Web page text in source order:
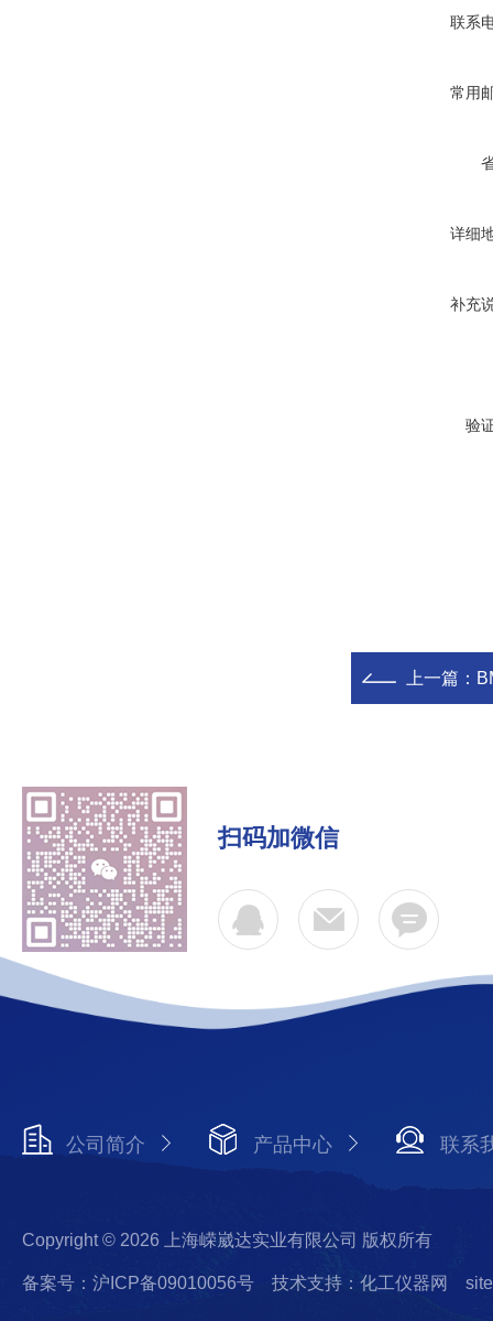
联系
常用
详细
补充
验
上一篇：
扫码加微信
公司简介 产品中心 联系
Copyright © 2026 上海嵘崴达实业有限公司 版权所有
备案号：沪ICP备09010056号 技术支持：化工仪器网